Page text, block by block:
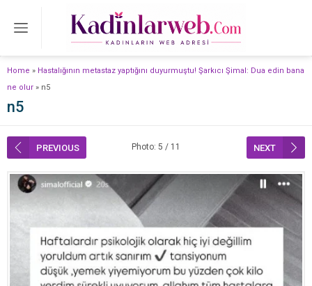
Home » Hastalığının metastaz yaptığını duyurmuştu! Şarkıcı Şimal: Dua edin bana
ne olur » n5
n5
PREVIOUS Photo: 5 / 11 NEXT